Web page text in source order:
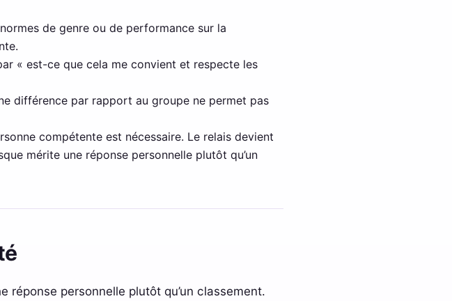
de genre ou de performance sur la
« est-ce que cela me convient et respecte les
différence par rapport au groupe ne permet pas
compétente est nécessaire. Le relais devient
mérite une réponse personnelle plutôt qu’un
personnelle plutôt qu’un classement.